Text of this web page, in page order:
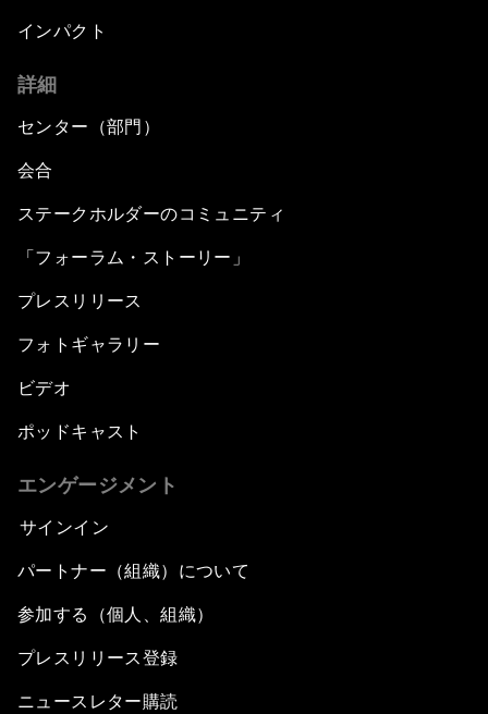
インパクト
詳細
センター（部門）
会合
ステークホルダーのコミュニティ
「フォーラム・ストーリー」
プレスリリース
フォトギャラリー
ビデオ
ポッドキャスト
エンゲージメント
サインイン
パートナー（組織）について
参加する（個人、組織）
プレスリリース登録
ニュースレター購読